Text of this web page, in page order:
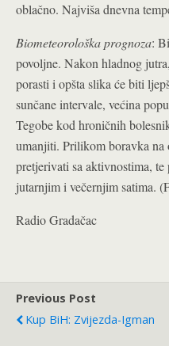
oblačno. Najviša dnevna
Biometeorološka prognoza:
povoljne. Nakon hladnog
porasti i opšta slika će biti
sunčane intervale, većina
Tegobe kod hroničnih
umanjiti. Prilikom boravka na
pretjerivati sa aktivnostima,
jutarnjim i večernjim satima.
Radio Gradačac
Previous Post
Kup BiH: Zvijezda-Igman